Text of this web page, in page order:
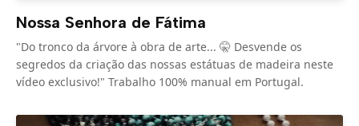
Nossa Senhora de Fátima
"Do tronco da árvore à obra de arte... 🤫 Desvende os
segredos da criação das nossas estátuas de madeira neste
vídeo exclusivo!" Trabalho 100% manual em Portugal.